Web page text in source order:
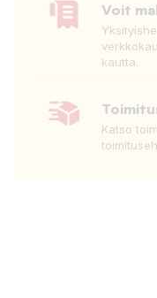
Voit
kautta.
Katso